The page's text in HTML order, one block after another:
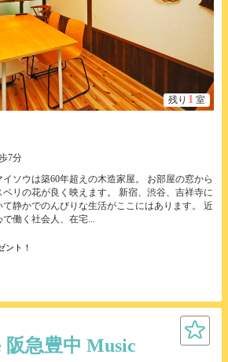
残り 1 室
7分
ソウは築60年超えの木造家屋。 お部屋の窓から
リの花が良く映えます。 新宿、渋谷、吉祥寺に
静かでのんびりな生活がここにはあります。 近
働く社会人、在宅...
ント！
阪急豊中 Music